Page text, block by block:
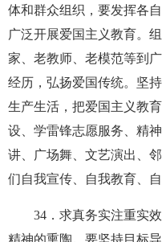
体和群众组织，要发挥各
广泛开展爱国主义教育。
家、老教师、老模范等到
经历，弘扬爱国传统。坚
生产生活，把爱国主义教
设、学雷锋志愿服务、精
讲、广场舞、文艺演出、
们自我宣传、自我教育、自
34 ．求真务实注重实
精神的熏陶。要坚持目标